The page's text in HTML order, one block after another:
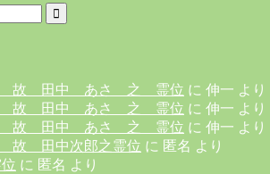
故 田中 あさ 之 霊位 に 伸一 より
故 田中 あさ 之 霊位 に 伸一 より
故 田中 あさ 之 霊位 に 伸一 より
故 田中次郎之霊位 に 匿名 より
に 匿名 より